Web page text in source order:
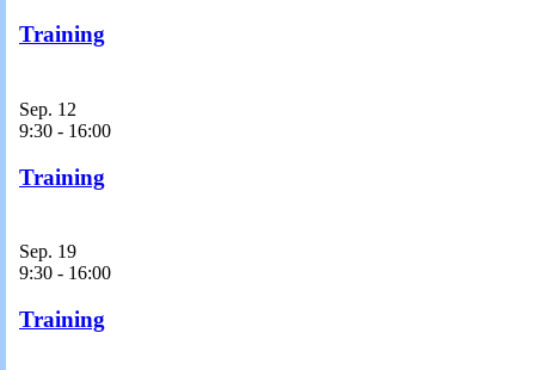
Training
Sep. 12
9:30 - 16:00
Training
Sep. 19
9:30 - 16:00
Training